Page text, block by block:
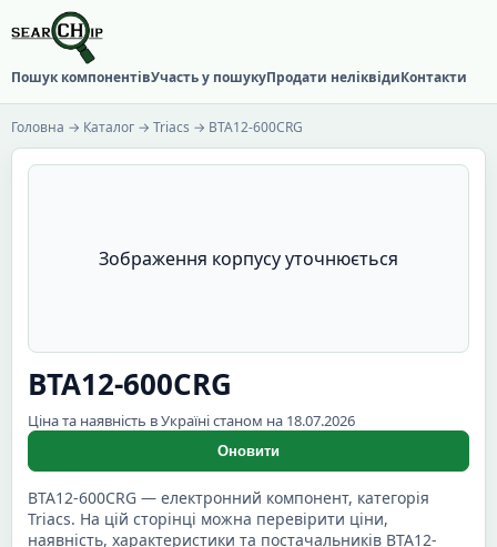
Пошук компонентівУчасть у пошукуПродати неліквідиКонтакти
Головна → Каталог → Triacs → BTA12-600CRG
Зображення корпусу уточнюється
BTA12-600CRG
Ціна та наявність в Україні станом на 18.07.2026
Оновити
BTA12-600CRG — електронний компонент, категорія
Triacs. На цій сторінці можна перевірити ціни,
наявність, характеристики та постачальників BTA12-